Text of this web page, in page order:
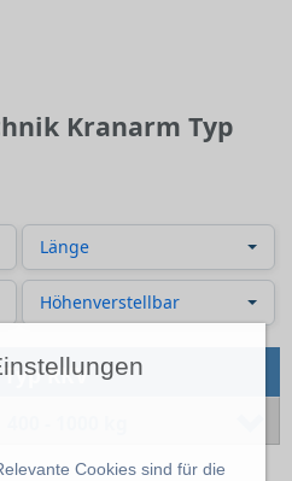
Cookies sind für die
Kranarm Typ
Länge
Höhenverstellbar
RKV